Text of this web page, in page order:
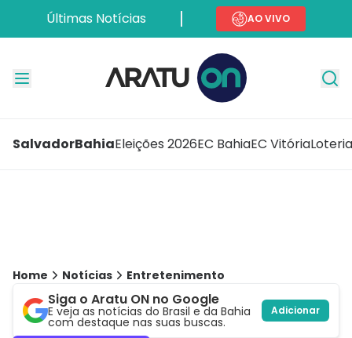
Últimas Notícias AO VIVO
SalvadorBahiaEleições 2026EC BahiaEC Vitória
Home Notícias Entretenimento
Siga o Aratu ON no Google
E veja as notícias do Brasil e da Bahia
com destaque nas suas buscas.
Adicionar